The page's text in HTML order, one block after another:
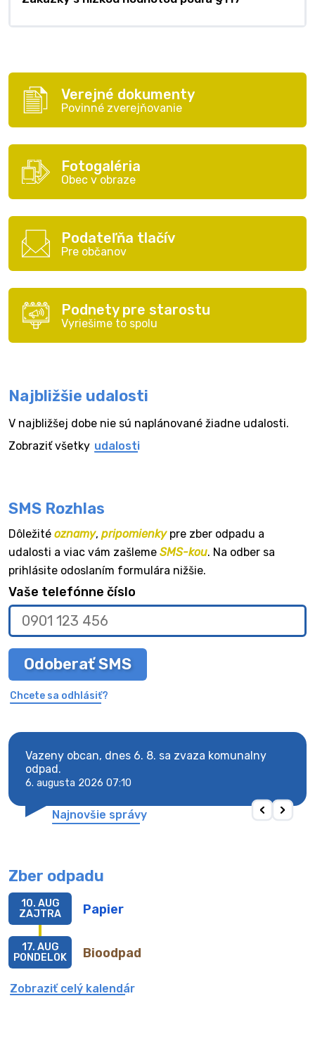
Verejné dokumenty
Povinné zverejňovanie
Fotogaléria
Obec v obraze
Podateľňa tlačív
Pre občanov
Podnety pre starostu
Vyriešime to spolu
Najbližšie udalosti
V najbližšej dobe nie sú naplánované žiadne udalosti.
Zobraziť všetky udalosti
SMS Rozhlas
Dôležité oznamy, pripomienkypre zber odpadu a
udalosti a viac vám zašleme SMS-kou. Na odber sa
prihlásite odoslaním formulára nižšie.
Vaše telefónne číslo
Odoberať SMS
Chcete sa odhlásiť?
Vazeny obcan, dnes 6. 8. sa zvaza komunalny
odpad.
6. augusta 2026 07:10
Najnovšie správy
Zber odpadu
Papier
10. AUG
ZAJTRA
Bioodpad
17. AUG
PONDELOK
Zobraziť celý kalendár